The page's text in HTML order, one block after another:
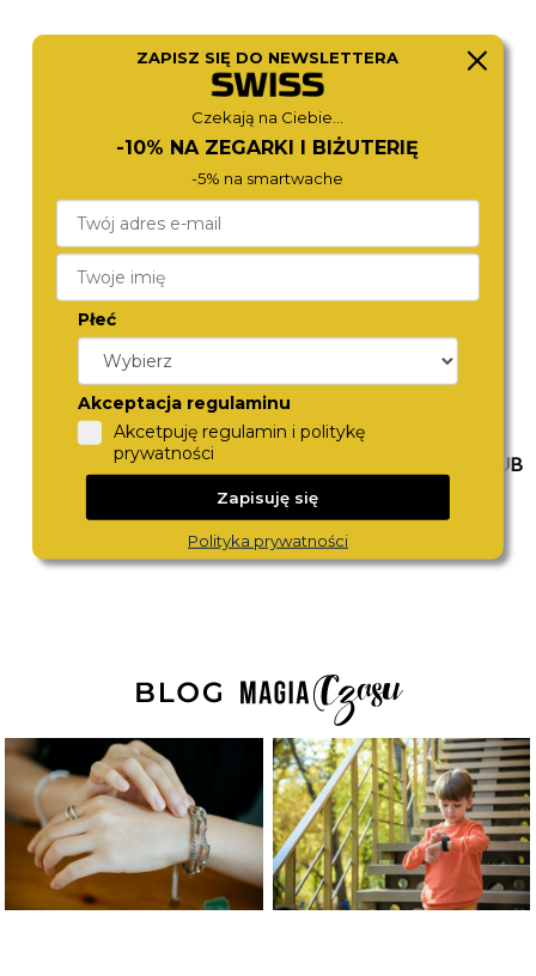
690,- 590,-
TORII BEVERLY HILLS POLO CLUB
ZAPISZ SIĘ DO NEWSLETTERA
Czekają na Ciebie...
-10% NA ZEGARKI I BIŻUTERIĘ
-5% na smartwache
Płeć
Akceptacja regulaminu
Akcetpuję regulamin i politykę
prywatności
Zapisuję się
Polityka prywatności